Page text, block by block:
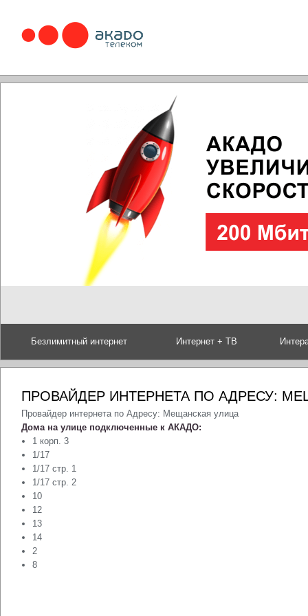
Безлимитный интернет Интернет + ТВ
ПРОВАЙДЕР ИНТЕРНЕТА ПО АДРЕСУ:
Провайдер интернета по Адресу: Мещанская улица
Дома на улице подключенные к АКАДО:
1 корп. 3
1/17
1/17 стр. 1
1/17 стр. 2
10
12
13
14
2
8